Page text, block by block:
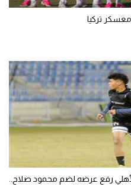
تركيا
رفع عرضه لضم محمود صلاح..